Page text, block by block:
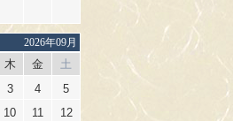
2026年09月
木 金
土
3 4
5
10 11
12